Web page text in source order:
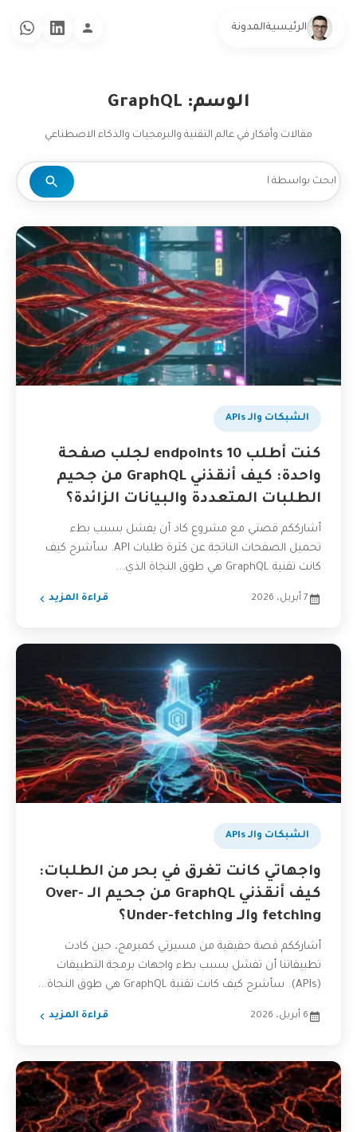
الرئيسيةالمدونة
الوسم: GraphQL
مقالات وأفكار في عالم التقنية والبرمجيات والذكاء الاصطناعي
الشبكات والـ APIs
كنت أطلب 10 endpoints لجلب صفحة
واحدة: كيف أنقذني GraphQL من جحيم
الطلبات المتعددة والبيانات الزائدة؟
أشارككم قصتي مع مشروع كاد أن يفشل بسبب بطء
تحميل الصفحات الناتجة عن كثرة طلبات API. سأشرح كيف
كانت تقنية GraphQL هي طوق النجاة الذي...
7 أبريل، 2026 قراءة المزيد
الشبكات والـ APIs
واجهاتي كانت تغرق في بحر من الطلبات:
كيف أنقذني GraphQL من جحيم الـ Over-
fetching والـ Under-fetching؟
أشارككم قصة حقيقية من مسيرتي كمبرمج، حين كادت
تطبيقاتنا أن تفشل بسبب بطء واجهات برمجة التطبيقات
(APIs). سأشرح كيف كانت تقنية GraphQL هي طوق النجاة...
6 أبريل، 2026 قراءة المزيد